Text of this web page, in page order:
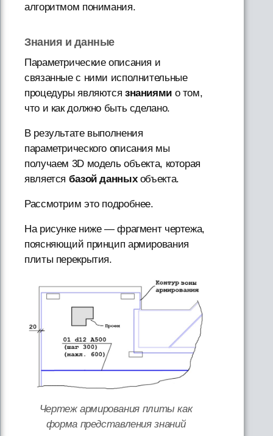
алгоритмом понимания.
Знания и данные
Параметрические описания и
связанные с ними исполнительные
процедуры являются знаниямио том,
что и как должно быть сделано.
В результате выполнения
параметрического описания мы
получаем 3D модель объекта, которая
является базой данныхобъекта.
Рассмотрим это подробнее.
На рисунке ниже — фрагмент чертежа,
поясняющий принцип армирования
плиты перекрытия.
Чертеж армирования плиты как
форма представления знаний